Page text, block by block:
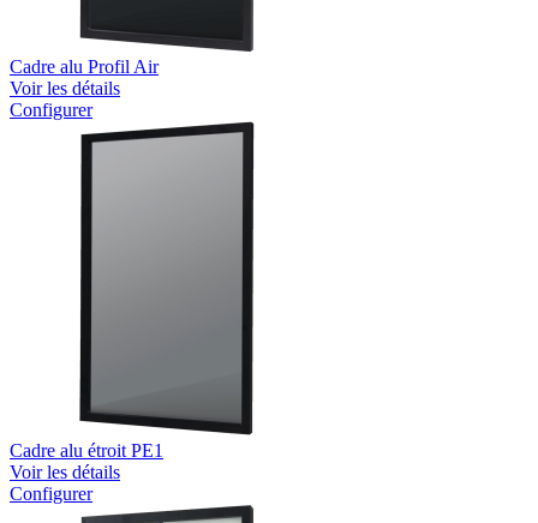
Cadre alu Profil Air
Voir les détails
Configurer
Cadre alu étroit PE1
Voir les détails
Configurer